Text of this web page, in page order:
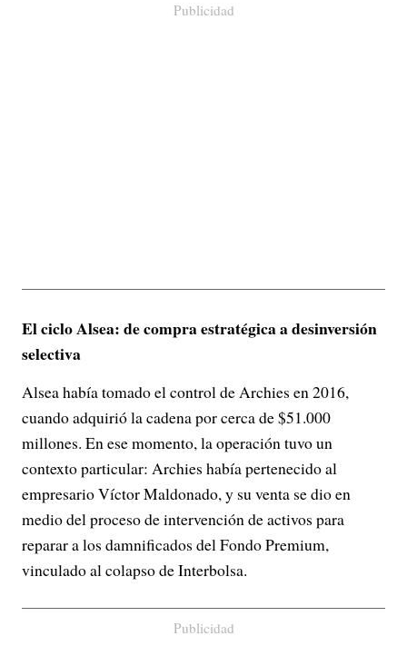
Publicidad
El ciclo Alsea: de compra estratégica a desinversión
selectiva
Alsea había tomado el control de Archies en 2016,
cuando adquirió la cadena por cerca de $51.000
millones. En ese momento, la operación tuvo un
contexto particular: Archies había pertenecido al
empresario Víctor Maldonado, y su venta se dio en
medio del proceso de intervención de activos para
reparar a los damnificados del Fondo Premium,
vinculado al colapso de Interbolsa.
Publicidad